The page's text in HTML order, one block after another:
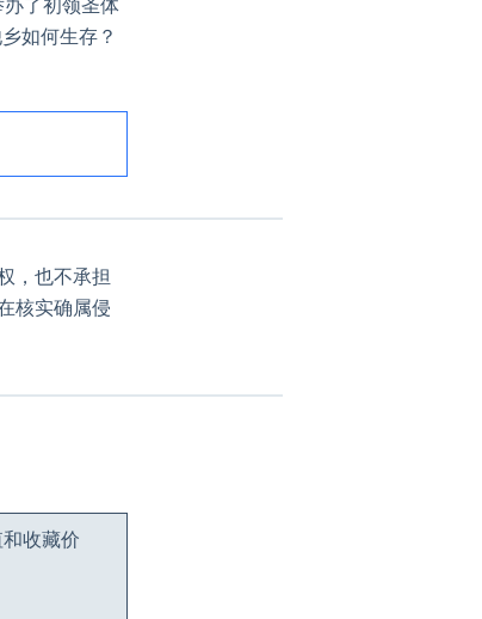
如何生存？
，也不承担
核实确属侵
收藏价